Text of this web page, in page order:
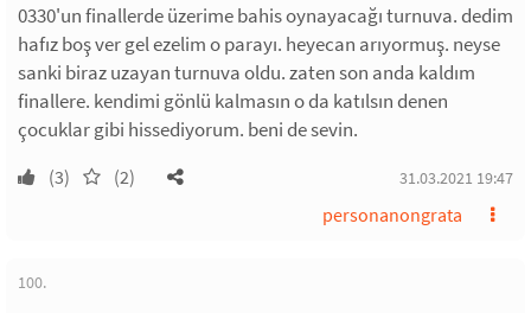
0330'un finallerde üzerime bahis oynayacağı turnuva. dedim
hafız boş ver gel ezelim o parayı. heyecan arıyormuş. neyse
sanki biraz uzayan turnuva oldu. zaten son anda kaldım
finallere. kendimi gönlü kalmasın o da katılsın denen
çocuklar gibi hissediyorum. beni de sevin.
(3) (2) 31.03.2021 19:47
personanongrata
100.